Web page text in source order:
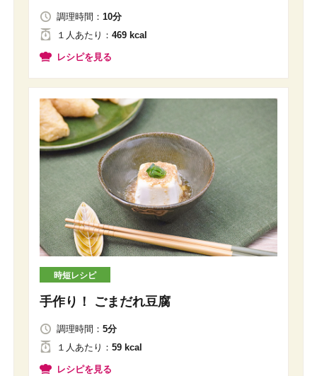
調理時間： 10分
１人あたり ： 469 kcal
レシピを見る
時短レシピ
手作り！ ごまだれ豆腐
調理時間： 5分
１人 あたり ： 59 kcal
レシピを見る